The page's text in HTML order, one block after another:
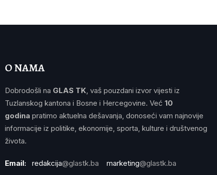
O NAMA
Dobrodošli na GLAS TK , vaš pouzdani izvor vijesti iz
Tuzlanskog kantona i Bosne i Hercegovine. Već 10
godina pratimo aktuelna dešavanja, donoseći vam najnovije
informacije iz politike, ekonomije, sporta, kulture i društvenog
života.
Email: redakcija@glastk.ba marketing@glastk.ba